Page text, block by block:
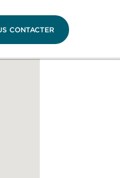
CONTACTER